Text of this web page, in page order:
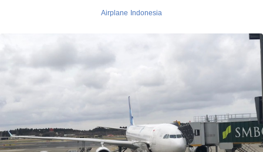
Airplane Indonesia